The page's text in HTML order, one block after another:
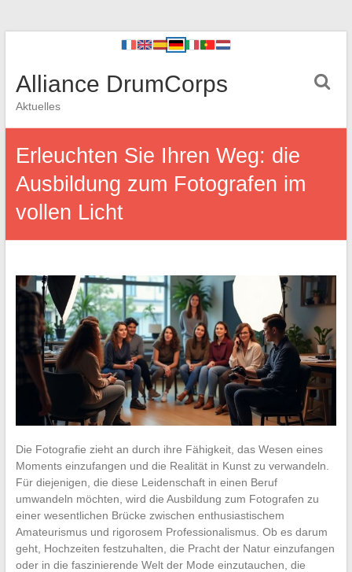
Alliance DrumCorps
Aktuelles
Erleuchten Sie Ihren Weg: die
Ausbildung zum Fotografen im
vollen Licht
Die Fotografie zieht an durch ihre Fähigkeit, das Wesen eines
Moments einzufangen und die Realität in Kunst zu verwandeln.
Für diejenigen, die diese Leidenschaft in einen Beruf
umwandeln möchten, wird die Ausbildung zum Fotografen zu
einer wesentlichen Brücke zwischen enthusiastischem
Amateurismus und rigorosem Professionalismus. Ob es darum
geht, Hochzeiten festzuhalten, die Pracht der Natur einzufangen
oder in die faszinierende Welt der Mode einzutauchen, die